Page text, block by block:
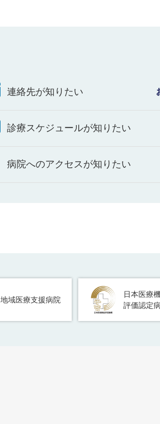
連絡先が知りたい
診療スケジュールが知りたい
病院へのアクセスが知りたい
地域医療支援病院
日本医療
評価認定